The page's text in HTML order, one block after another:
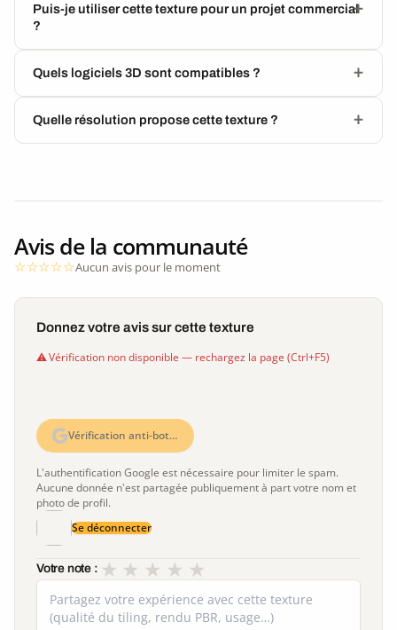
Puis-je utiliser cette texture pour un projet commercial
?
Quels logiciels 3D sont compatibles ?
Quelle résolution propose cette texture ?
Avis de la communauté
Aucun avis pour le moment
Donnez votre avis sur cette texture
Vérification non disponible — rechargez la page (Ctrl+F5)
Vérification anti-bot…
L'authentification Google est nécessaire pour limiter le spam.
Aucune donnée n'est partagée publiquement à part votre nom et
photo de profil.
Se déconnecter
Votre note : ★
★
★
★
★